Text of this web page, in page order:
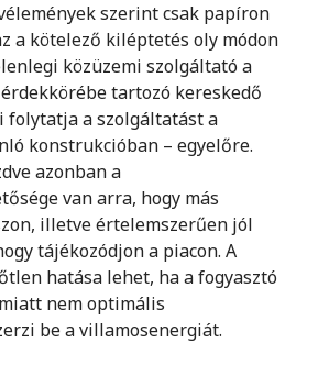
szerint csak papíron
a kötelező kiléptetés oly módon
közüzemi szolgáltató a
tartozó kereskedő
folytatja a szolgáltatást a
konstrukcióban – egyelőre.
azonban a
van arra, hogy más
illetve értelemszerűen jól
tájékozódjon a piacon. A
hatása lehet, ha a fogyasztó
nem optimális
be a villamosenergiát.